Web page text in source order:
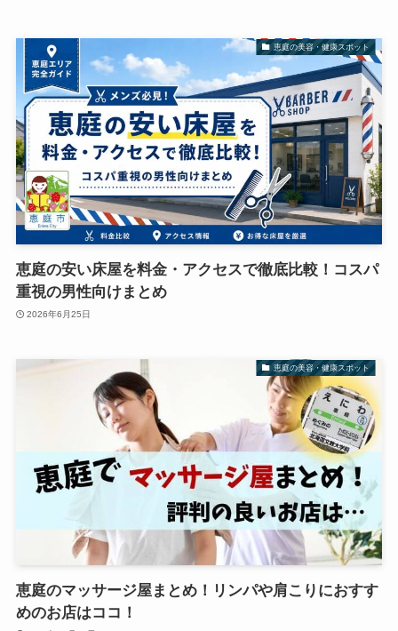
恵庭の美容・健康スポット
恵庭の安い床屋を料金・アクセスで徹底比較！コスパ
重視の男性向けまとめ
2026年6月25日
恵庭の美容・健康スポット
恵庭のマッサージ屋まとめ！リンパや肩こりにおすす
めのお店はココ！